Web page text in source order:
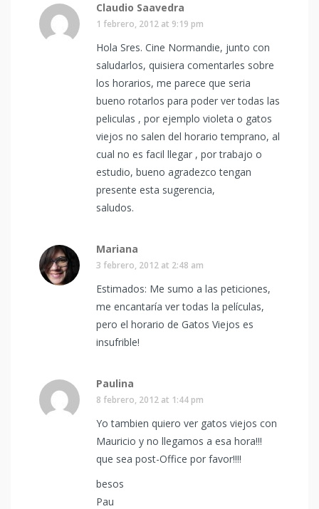
Claudio Saavedra
1 febrero, 2012 at 9:19 pm
Hola Sres. Cine Normandie, junto con
saludarlos, quisiera comentarles sobre
los horarios, me parece que seria
bueno rotarlos para poder ver todas las
peliculas , por ejemplo violeta o gatos
viejos no salen del horario temprano, al
cual no es facil llegar , por trabajo o
estudio, bueno agradezco tengan
presente esta sugerencia,
saludos.
Mariana
3 febrero, 2012 at 2:48 am
Estimados: Me sumo a las peticiones,
me encantaría ver todas la películas,
pero el horario de Gatos Viejos es
insufrible!
Paulina
8 febrero, 2012 at 1:44 pm
Yo tambien quiero ver gatos viejos con
Mauricio y no llegamos a esa hora!!!
que sea post-Office por favor!!!!
besos
Pau